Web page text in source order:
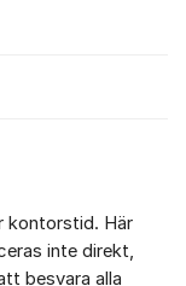
kontorstid. Här
inte direkt,
besvara alla